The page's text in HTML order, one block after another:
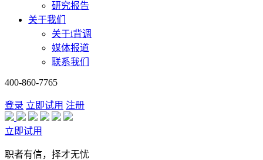
研究报告
关于我们
关于i背调
媒体报道
联系我们
400-860-7765
登录 立即试用 注册
立即试用
职者有信，择才无忧